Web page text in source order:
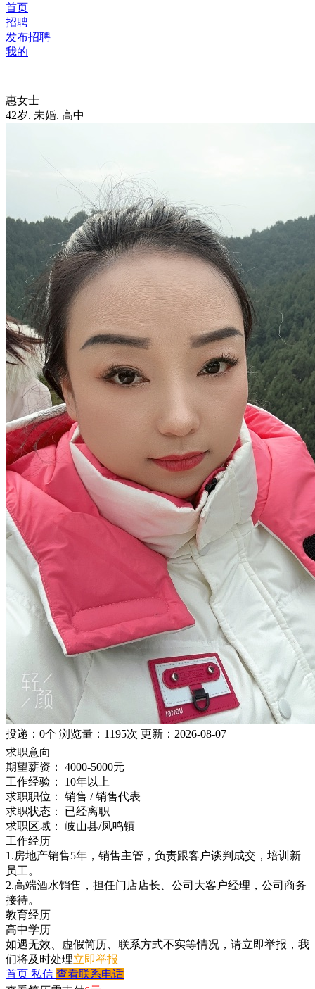
首页
招聘
发布招聘
我的
惠女士
42岁. 未婚. 高中
投递： 0个 浏览量： 1195次 更新： 2026-08-07
求职意向
期望薪资：
4000-5000元
工作经验：
10年以上
求职职位：
销售 / 销售代表
求职状态：
已经离职
求职区域：
岐山县/凤鸣镇
工作经历
1.房地产销售5年，销售主管，负责跟客户谈判成交，培训新
员工。
2.高端酒水销售，担任门店店长、公司大客户经理，公司商务
接待。
教育经历
高中学历
如遇无效、虚假简历、联系方式不实等情况，请立即举报，我
们将及时处理立即举报
首页 私信 查看联系电话